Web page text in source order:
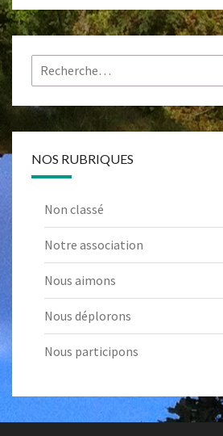
Rechercher :
NOS RUBRIQUES
Non classé
Notre association
Nous aimons
Nous déplorons
Nous participons